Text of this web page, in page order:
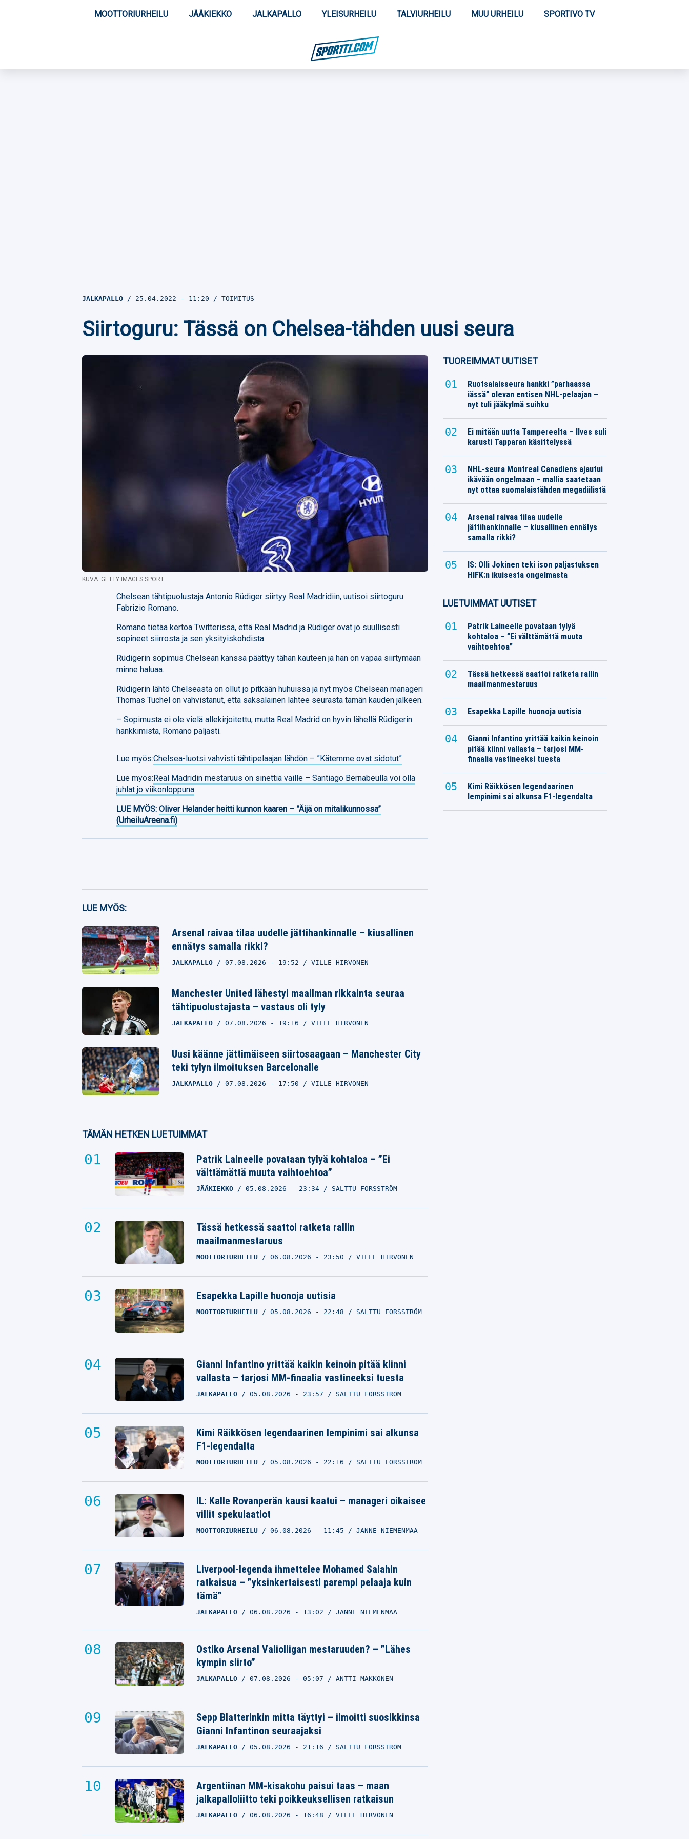
MOOTTORIURHEILU JÄÄKIEKKO JALKAPALLO YLEISURHEILU TALVIURHEILU MUU URHEILU SPORTIVO TV
JALKAPALLO 25.04.2022 - 11:20 TOIMITUS
Siirtoguru: Tässä on Chelsea-tähden uusi seura
KUVA: GETTY IMAGES SPORT
Chelsean tähtipuolustaja Antonio Rüdiger siirtyy Real Madridiin, uutisoi siirtoguru
Fabrizio Romano.
Romano tietää kertoa Twitterissä, että Real Madrid ja Rüdiger ovat jo suullisesti
sopineet siirrosta ja sen yksityiskohdista.
Rüdigerin sopimus Chelsean kanssa päättyy tähän kauteen ja hän on vapaa siirtymään
minne haluaa.
Rüdigerin lähtö Chelseasta on ollut jo pitkään huhuissa ja nyt myös Chelsean manageri
Thomas Tuchel on vahvistanut, että saksalainen lähtee seurasta tämän kauden jälkeen.
– Sopimusta ei ole vielä allekirjoitettu, mutta Real Madrid on hyvin lähellä Rüdigerin
hankkimista, Romano paljasti.
Lue myös:Chelsea-luotsi vahvisti tähtipelaajan lähdön – ”Kätemme ovat sidotut”
Lue myös:Real Madridin mestaruus on sinettiä vaille – Santiago Bernabeulla voi olla
juhlat jo viikonloppuna
LUE MYÖS:Oliver Helander heitti kunnon kaaren – ”Äijä on mitalikunnossa”
(UrheiluAreena.fi)
Facebook
Twitter
Whatsapp
LUE MYÖS:
Arsenal raivaa tilaa uudelle jättihankinnalle – kiusallinen
ennätys samalla rikki?
JALKAPALLO 07.08.2026 - 19:52 VILLE HIRVONEN
Manchester United lähestyi maailman rikkainta seuraa
tähtipuolustajasta – vastaus oli tyly
JALKAPALLO 07.08.2026 - 19:16 VILLE HIRVONEN
Uusi käänne jättimäiseen siirtosaagaan – Manchester City
teki tylyn ilmoituksen Barcelonalle
JALKAPALLO 07.08.2026 - 17:50 VILLE HIRVONEN
TÄMÄN HETKEN LUETUIMMAT
Patrik Laineelle povataan tylyä kohtaloa – ”Ei
välttämättä muuta vaihtoehtoa”
JÄÄKIEKKO 05.08.2026 - 23:34 SALTTU FORSSTRÖM
Tässä hetkessä saattoi ratketa rallin
maailmanmestaruus
MOOTTORIURHEILU 06.08.2026 - 23:50 VILLE HIRVONEN
Esapekka Lapille huonoja uutisia
MOOTTORIURHEILU 05.08.2026 - 22:48 SALTTU FORSSTRÖM
Gianni Infantino yrittää kaikin keinoin pitää kiinni
vallasta – tarjosi MM-finaalia vastineeksi tuesta
JALKAPALLO 05.08.2026 - 23:57 SALTTU FORSSTRÖM
Kimi Räikkösen legendaarinen lempinimi sai alkunsa
F1-legendalta
MOOTTORIURHEILU 05.08.2026 - 22:16 SALTTU FORSSTRÖM
IL: Kalle Rovanperän kausi kaatui – manageri oikaisee
villit spekulaatiot
MOOTTORIURHEILU 06.08.2026 - 11:45 JANNE NIEMENMAA
Liverpool-legenda ihmettelee Mohamed Salahin
ratkaisua – ”yksinkertaisesti parempi pelaaja kuin
tämä”
JALKAPALLO 06.08.2026 - 13:02 JANNE NIEMENMAA
Ostiko Arsenal Valioliigan mestaruuden? – ”Lähes
kympin siirto”
JALKAPALLO 07.08.2026 - 05:07 ANTTI MAKKONEN
Sepp Blatterinkin mitta täyttyi – ilmoitti suosikkinsa
Gianni Infantinon seuraajaksi
JALKAPALLO 05.08.2026 - 21:16 SALTTU FORSSTRÖM
Argentiinan MM-kisakohu paisui taas – maan
jalkapalloliitto teki poikkeuksellisen ratkaisun
JALKAPALLO 06.08.2026 - 16:48 VILLE HIRVONEN
TUOREIMMAT UUTISET
Ruotsalaisseura hankki ”parhaassa
iässä” olevan entisen NHL-pelaajan –
nyt tuli jääkylmä suihku
Ei mitään uutta Tampereelta – Ilves suli
karusti Tapparan käsittelyssä
NHL-seura Montreal Canadiens ajautui
ikävään ongelmaan – mallia saatetaan
nyt ottaa suomalaistähden megadiilistä
Arsenal raivaa tilaa uudelle
jättihankinnalle – kiusallinen ennätys
samalla rikki?
IS: Olli Jokinen teki ison paljastuksen
HIFK:n ikuisesta ongelmasta
LUETUIMMAT UUTISET
Patrik Laineelle povataan tylyä
kohtaloa – ”Ei välttämättä muuta
vaihtoehtoa”
Tässä hetkessä saattoi ratketa rallin
maailmanmestaruus
Esapekka Lapille huonoja uutisia
Gianni Infantino yrittää kaikin keinoin
pitää kiinni vallasta – tarjosi MM-
finaalia vastineeksi tuesta
Kimi Räikkösen legendaarinen
lempinimi sai alkunsa F1-legendalta